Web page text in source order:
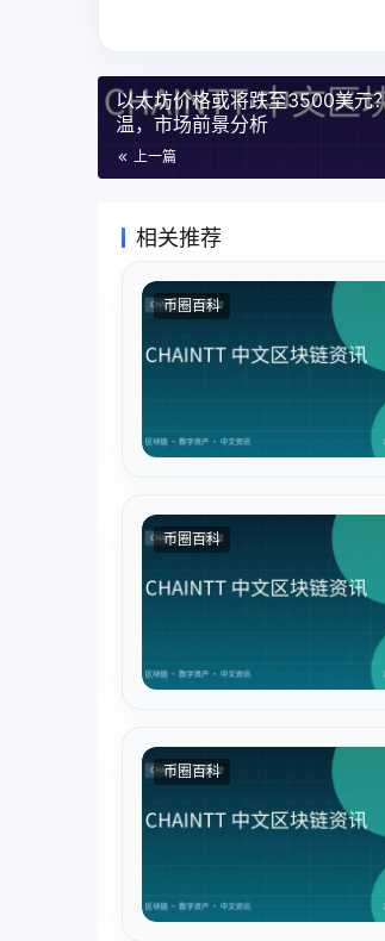
以太坊价格或将跌至3500美元
温，市场前景分析
上一篇
相关推荐
币圈百科
币圈百科
币圈百科